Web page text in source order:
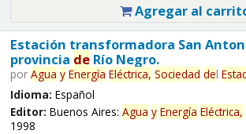
Agregar al
Estación transformadora San
provincia deRío Negro.
por Agua y Energía Eléctrica, Sociedad del
Idioma: Español
Editor: Buenos Aires: Agua y Energía Eléctrica,
1998